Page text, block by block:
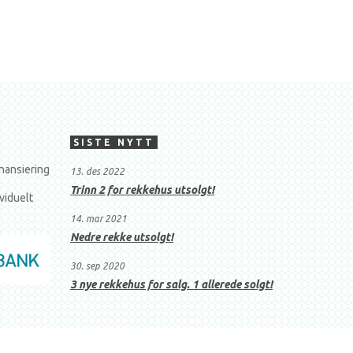
SISTE NYTT
13. des 2022
Trinn 2 for rekkehus utsolgt!
14. mar 2021
Nedre rekke utsolgt!
30. sep 2020
3 nye rekkehus for salg. 1 allerede solgt!